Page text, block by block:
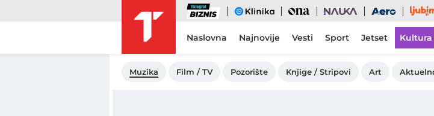
Biznis eKlinika Ona Nauka Aero
Naslovna Najnovije Vesti Sport Jetset Kultura
Muzika Film / TV Pozorište Knjige / Stripovi Art